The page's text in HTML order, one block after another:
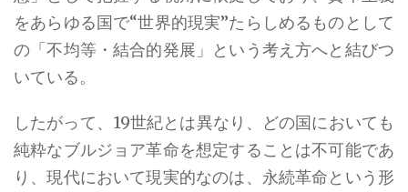
をあらゆる国で“世界的現実”たらしめるものとして
の「不均等・結合的発展」という考え方へと結びつ
いている。
したがって、19世紀とは異なり、どの国においても
純粋なブルジョア革命を想定することは不可能であ
り、現代において現実的なのは、永続革命という形